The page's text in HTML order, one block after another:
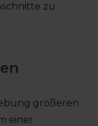
zu
größeren
einer